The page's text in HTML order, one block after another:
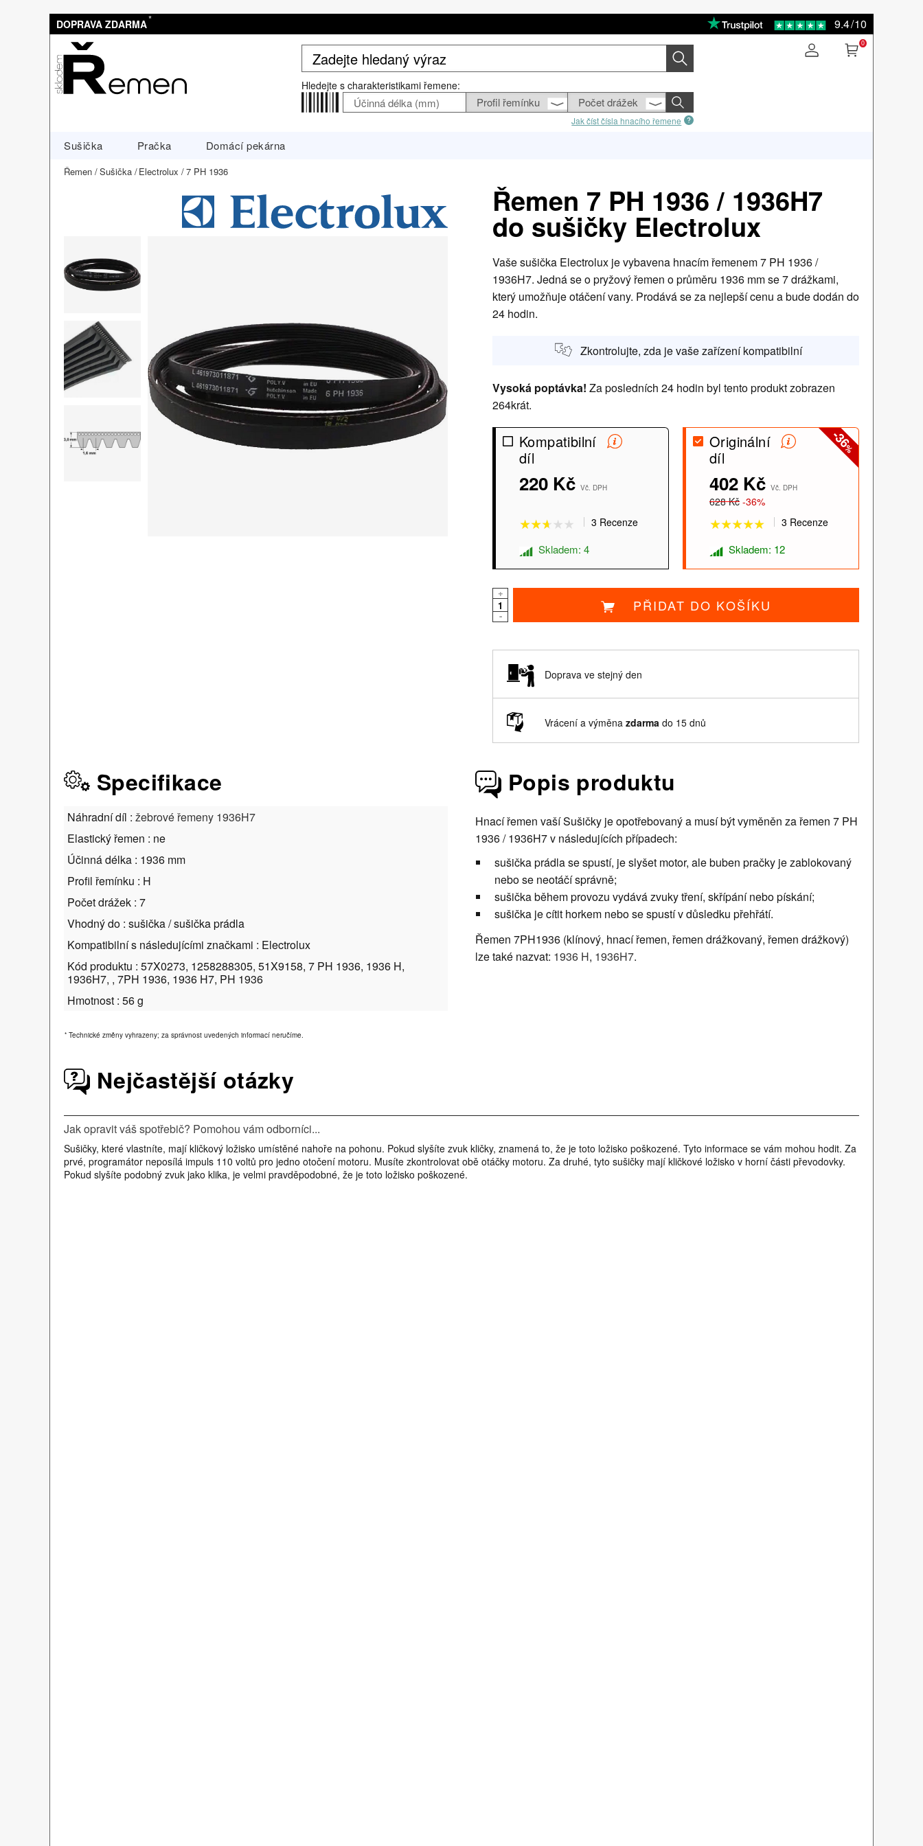
DOPRAVA ZDARMA* 9.4/10
Hledejte s charakteristikami řemene:
Jak číst čísla hnacího řemene
0
Sušička Pračka Domácí pekárna
Řemen Sušička Electrolux 7 PH 1936
Řemen 7 PH 1936 / 1936H7
do sušičky Electrolux
Vaše sušička Electrolux je vybavena hnacím řemenem 7 PH 1936 /
1936H7. Jedná se o pryžový řemen o průměru 1936 mm se 7 drážkami,
který umožňuje otáčení vany. Prodává se za nejlepší cenu a bude dodán do
24 hodin.
Zkontrolujte, zda je vaše zařízení kompatibilní
Vysoká poptávka! Za posledních 24 hodin byl tento produkt zobrazen
264krát.
Kompatibilní
díl
220 Kč Vč. DPH
★★★★★
★★★★★
3 Recenze
Skladem: 4
-36
%
Originální
díl
402 Kč Vč. DPH
628 Kč -36%
3 Recenze
Skladem: 12
+
-
PŘIDAT DO KOŠÍKU
Doprava ve stejný den
Vrácení a výměna zdarma do 15 dnů
Specifikace
Náhradní díl : žebrové řemeny 1936H7
Elastický řemen : ne
Účinná délka : 1936 mm
Profil řemínku : H
Počet drážek : 7
Vhodný do : sušička / sušička prádla
Kompatibilní s následujícími značkami : Electrolux
Kód produktu : 57X0273, 1258288305, 51X9158, 7 PH 1936, 1936 H,
1936H7, , 7PH 1936, 1936 H7, PH 1936
Hmotnost : 56 g
* Technické změny vyhrazeny; za správnost uvedených informací neručíme.
Popis produktu
Hnací řemen vaší Sušičky je opotřebovaný a musí být vyměněn za řemen 7 PH
1936 / 1936H7 v následujících případech:
sušička prádla se spustí, je slyšet motor, ale buben pračky je zablokovaný
nebo se neotáčí správně;
sušička během provozu vydává zvuky tření, skřípání nebo pískání;
sušička je cítit horkem nebo se spustí v důsledku přehřátí.
Řemen 7PH1936 (klínový, hnací řemen, řemen drážkovaný, řemen drážkový)
lze také nazvat: 1936 H, 1936H7.
Nejčastější otázky
Jak opravit váš spotřebič? Pomohou vám odborníci...
Sušičky, které vlastníte, mají kličkový ložisko umístěné nahoře na pohonu. Pokud slyšíte zvuk kličky, znamená to, že je toto ložisko poškozené. Tyto informace se vám mohou hodit. Za
prvé, programátor neposílá impuls 110 voltů pro jedno otočení motoru. Musíte zkontrolovat obě otáčky motoru. Za druhé, tyto sušičky mají kličkové ložisko v horní části převodovky.
Pokud slyšíte podobný zvuk jako klika, je velmi pravděpodobné, že je toto ložisko poškozené.